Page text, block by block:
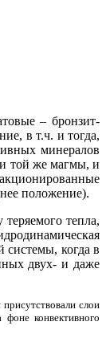
– бронзит-
в т.ч. и тогда,
минералов
и той же магмы, и
положение).
тепла,
системы, когда в
двух- и даже
слои
конвективного